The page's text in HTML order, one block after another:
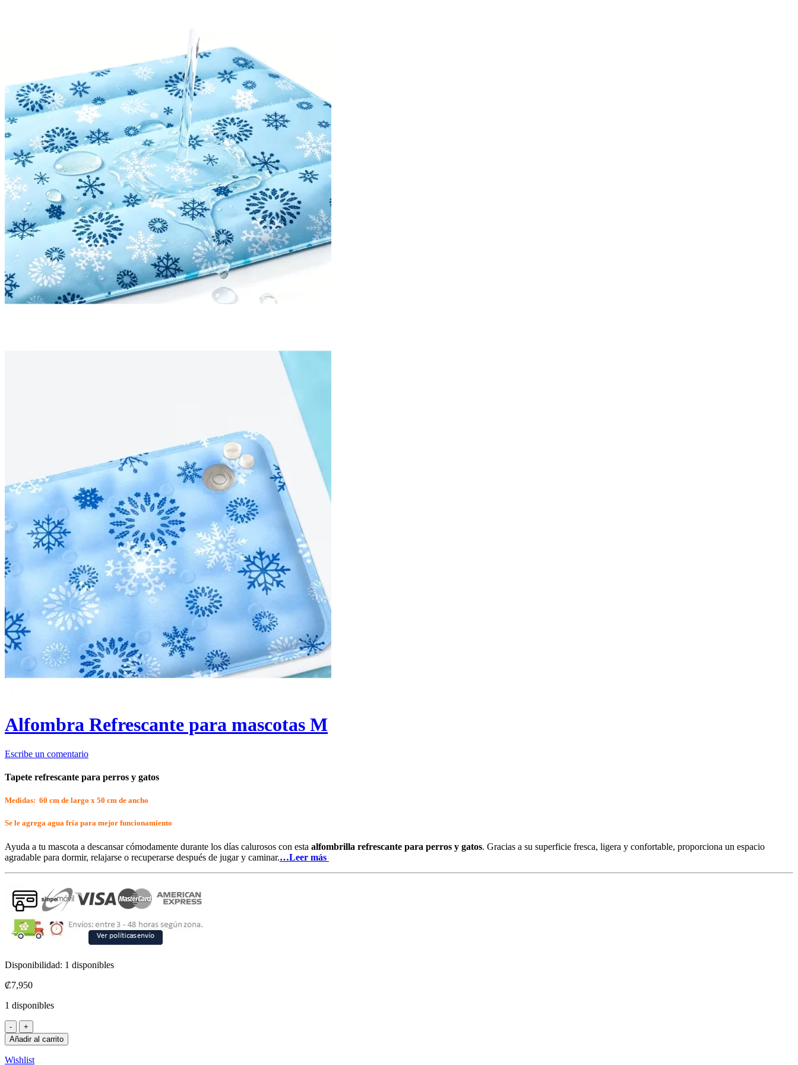
Alfombra Refrescante para mascotas M
Escribe un comentario
Tapete refrescante para perros y gatos
Medidas: 60 cm de largo x 50 cm de ancho
Se le agrega agua fría para mejor funcionamiento
Ayuda a tu mascota a descansar cómodamente durante los días calurosos con esta alfombrilla refrescante para perros y gatos. Gracias a su superficie fresca, ligera y confortable, proporciona un espacio
agradable para dormir, relajarse o recuperarse después de jugar y caminar.…Leer más
Disponibilidad: 1 disponibles
₡7,950
1 disponibles
Añadir al carrito
Wishlist